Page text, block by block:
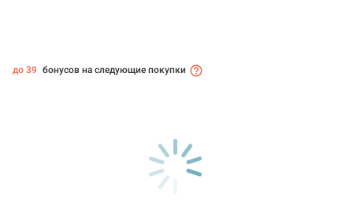
до 39 бонусов на следующие покупки